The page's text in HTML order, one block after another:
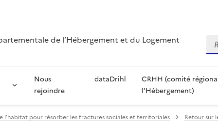
de l’Hébergement et du Logement
Nous
rejoindre
dataDrihl
CRHH (comité
l’Hébergement)
l’habitat pour résorber les fractures sociales et territoriales
Retour sur